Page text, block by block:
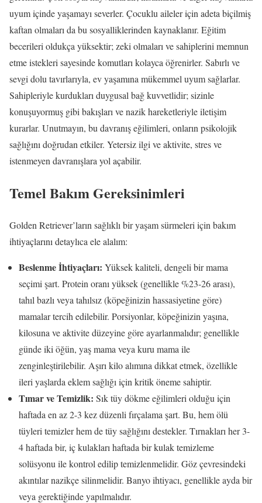
uyum içinde yaşamayı severler. Çocuklu aileler için adeta biçilmiş
kaftan olmaları da bu sosyalliklerinden kaynaklanır. Eğitim
becerileri oldukça yüksektir; zeki olmaları ve sahiplerini memnun
etme istekleri sayesinde komutları kolayca öğrenirler. Sabırlı ve
sevgi dolu tavırlarıyla, ev yaşamına mükemmel uyum sağlarlar.
Sahipleriyle kurdukları duygusal bağ kuvvetlidir; sizinle
konuşuyormuş gibi bakışları ve nazik hareketleriyle iletişim
kurarlar. Unutmayın, bu davranış eğilimleri, onların psikolojik
sağlığını doğrudan etkiler. Yetersiz ilgi ve aktivite, stres ve
istenmeyen davranışlara yol açabilir.
Temel Bakım Gereksinimleri
Golden Retriever’ların sağlıklı bir yaşam sürmeleri için bakım
ihtiyaçlarını detaylıca ele alalım:
Beslenme İhtiyaçları: Yüksek kaliteli, dengeli bir mama
seçimi şart. Protein oranı yüksek (genellikle %23-26 arası),
tahıl bazlı veya tahılsız (köpeğinizin hassasiyetine göre)
mamalar tercih edilebilir. Porsiyonlar, köpeğinizin yaşına,
kilosuna ve aktivite düzeyine göre ayarlanmalıdır; genellikle
günde iki öğün, yaş mama veya kuru mama ile
zenginleştirilebilir. Aşırı kilo alımına dikkat etmek, özellikle
ileri yaşlarda eklem sağlığı için kritik öneme sahiptir.
Tımar ve Temizlik: Sık tüy dökme eğilimleri olduğu için
haftada en az 2-3 kez düzenli fırçalama şart. Bu, hem ölü
tüyleri temizler hem de tüy sağlığını destekler. Tırnakları her 3-
4 haftada bir, iç kulakları haftada bir kulak temizleme
solüsyonu ile kontrol edilip temizlenmelidir. Göz çevresindeki
akıntılar nazikçe silinmelidir. Banyo ihtiyacı, genellikle ayda bir
veya gerektiğinde yapılmalıdır.